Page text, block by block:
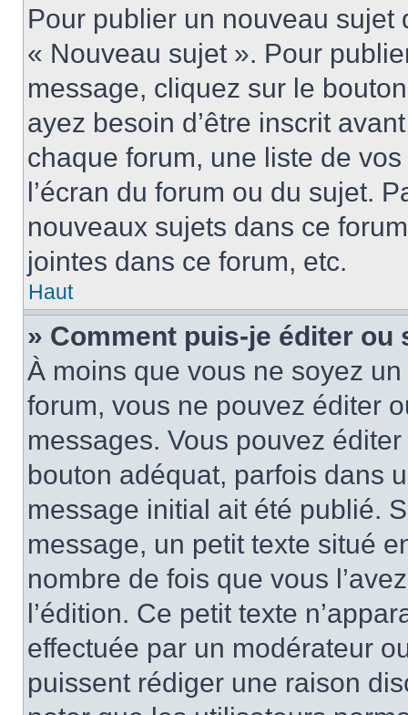
Pour publier un nouveau
« Nouveau sujet ». Pour
message, cliquez sur le
ayez besoin d’être inscrit
chaque forum, une liste de
l’écran du forum ou du sujet.
nouveaux sujets dans ce
jointes dans ce forum, etc.
Haut
» Comment puis-je éditer
À moins que vous ne soyez
forum, vous ne pouvez éditer
messages. Vous pouvez
bouton adéquat, parfois dans
message initial ait été publié.
message, un petit texte situé
nombre de fois que vous
l’édition. Ce petit texte
effectuée par un modérateur
puissent rédiger une raison